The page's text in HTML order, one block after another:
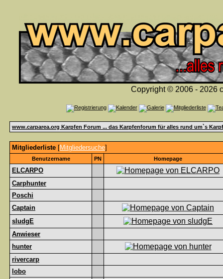
Copyright © 2006 - 2026
www.carparea.org Karpfen Forum ... das Karpfenforum für alles rund um`s
Mitgliederliste [Mitgliedersuche]
Benutzername PN Homepage
ELCARPO
Carphunter
Poschi
Captain
sludgE
Anwieser
hunter
rivercarp
lobo